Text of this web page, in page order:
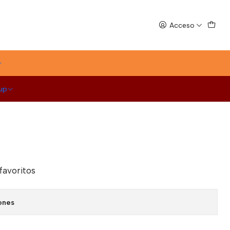
Acceso
Chocolate (Choco Cookie)
y recetas de cafetería, utilizado en cafés, coctelería